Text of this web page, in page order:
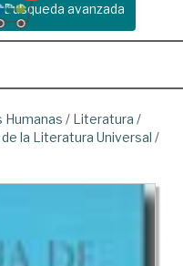
Busqueda avanzada
Humanas / Literatura /
la Literatura Universal /